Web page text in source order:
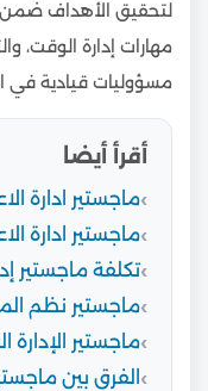
لتحقيق الأهداف ضمن
مهارات إدارة الوقت،
مسؤوليات قيادية في
أقرأ أيضا
ماجستير ادارة
ماجستير ادارة
تكلفة ماجستير
ماجستير نظم
ماجستير
الفرق بين